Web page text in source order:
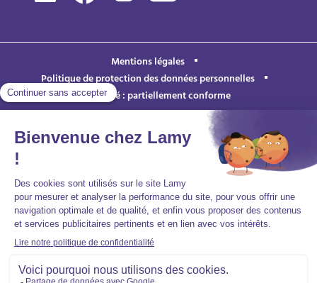
Mentions légales
Politique de protection des données personnelles
Accessibilité : partiellement conforme